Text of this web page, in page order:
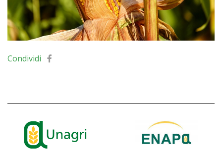
Condividi